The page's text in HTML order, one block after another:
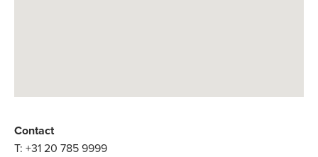
Contact
T: +31 20 785 9999